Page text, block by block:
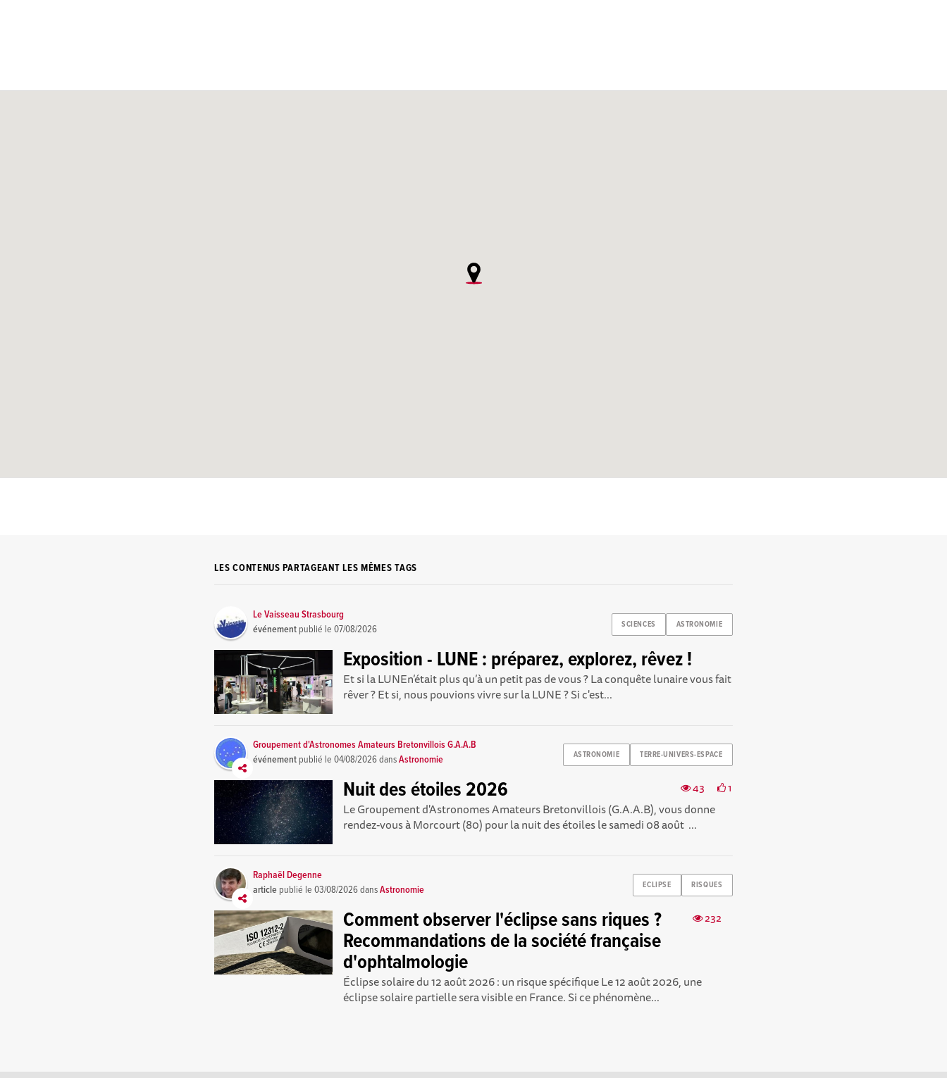
LES CONTENUS PARTAGEANT LES MÊMES TAGS
SCIENCES ASTRONOMIE
Le Vaisseau Strasbourg
événement publié le07/08/2026
Exposition - LUNE : préparez, explorez, rêvez !
Et si la LUNEn’était plus qu’à un petit pas de vous ? La conquête lunaire vous fait
rêver ? Et si, nous pouvions vivre sur la LUNE ? Si c'est...
ASTRONOMIE TERRE-UNIVERS-ESPACE
Groupement d'Astronomes Amateurs Bretonvillois G.A.A.B
événement publié le04/08/2026dansAstronomie
43 1
Nuit des étoiles 2026
Le Groupement d'Astronomes Amateurs Bretonvillois (G.A.A.B), vous donne
rendez-vous à Morcourt (80) pour la nuit des étoiles le samedi 08 août ...
ECLIPSE RISQUES
Raphaël Degenne
article publié le03/08/2026dansAstronomie
232
Comment observer l'éclipse sans riques ?
Recommandations de la société française
d'ophtalmologie
Éclipse solaire du 12 août 2026 : un risque spécifique Le 12 août 2026, une
éclipse solaire partielle sera visible en France. Si ce phénomène...